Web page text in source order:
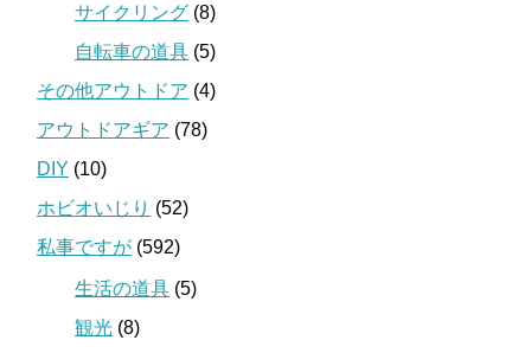
サイクリング (8)
自転車の道具 (5)
その他アウトドア (4)
アウトドアギア (78)
DIY (10)
ホビオいじり (52)
私事ですが (592)
生活の道具 (5)
観光 (8)